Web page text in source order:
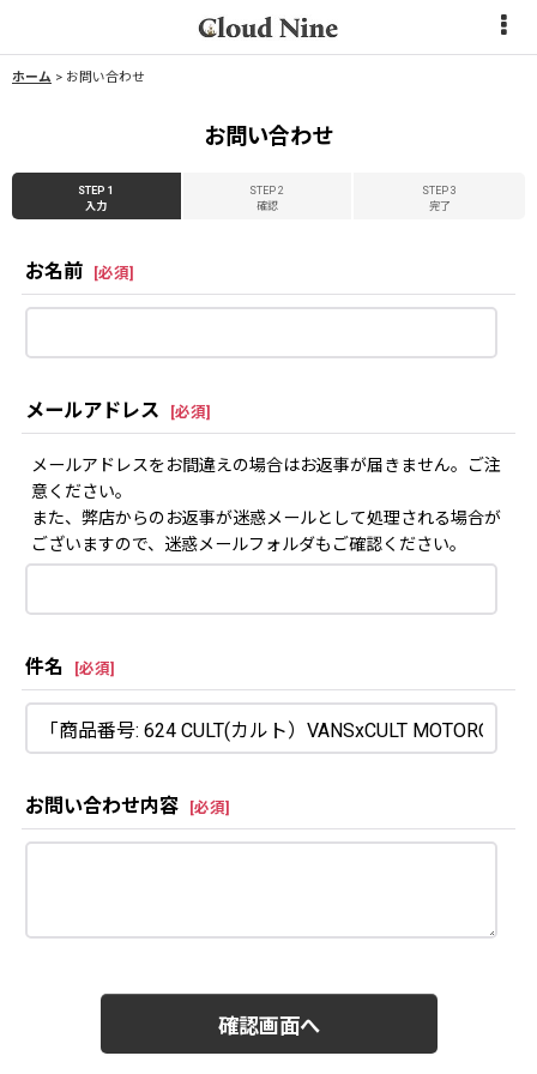
ホーム > お問い合わせ
お問い合わせ
STEP 1
入力
STEP 2
確認
STEP 3
完了
お名前 [必須]
メールアドレス [必須]
メールアドレスをお間違えの場合はお返事が届きません。ご注
意ください。
また、弊店からのお返事が迷惑メールとして処理される場合が
ございますので、迷惑メールフォルダもご確認ください。
件名 [必須]
お問い合わせ内容 [必須]
確認画面へ